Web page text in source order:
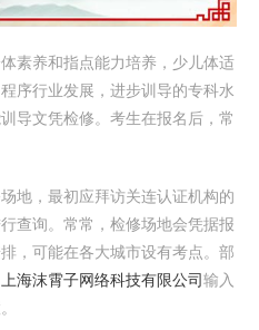
素养和指点能力培养，少儿体适
序行业发展，进步训导的专科水
导文凭检修。考生在报名后，常
地，最初应拜访关连认证机构的
查询。常常，检修场地会凭据报
，可能在各大城市设有考点。部
上海沫霄子网络科技有限公司输入